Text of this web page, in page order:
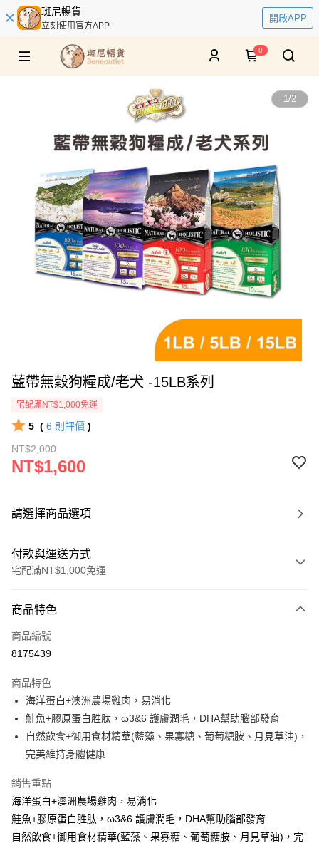
斑尼暢貨
立刻使用官方APP
開啟APP
0
1/2
藍帶無穀狗糧成/老犬 -15LB系列
宅配滿NT$1,000免運
5 ( 6 則評價 )
NT$2,000
NT$1,600
請選擇商品選項
付款與運送方式
宅配滿NT$1,000免運
信用卡一次付款
LINE Pay
街口支付
悠遊付
ATM付款
運送方式
宅配
每筆NT$100，滿NT$1,000(含以上)免運費
商品特色
商品編號
8175439
商品特色
海洋蛋白+澳洲農場雞肉，易消化
鮭魚+膠原蛋白胜肽，ω3&6 護膚潤毛，DHA幫助腦部發育
自然飲食+御用食材精華(藍藻、果寡糖、葡萄糖胺、月見草油)，
完美維持身體健康
銷售重點
海洋蛋白+澳洲農場雞肉，易消化
鮭魚+膠原蛋白胜肽，ω3&6 護膚潤毛，DHA幫助腦部發育
自然飲食+御用食材精華(藍藻、果寡糖、葡萄糖胺、月見草油)，完